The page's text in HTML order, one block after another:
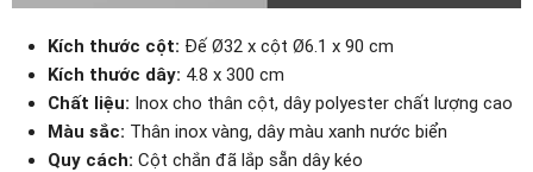
Kích thước cột: Đế Ø32 x cột Ø6.1 x 90 cm
Kích thước dây: 4.8 x 300 cm
Chất liệu: Inox cho thân cột, dây polyester chất lượng cao
Màu sắc: Thân inox vàng, dây màu xanh nước biển
Quy cách: Cột chắn đã lắp sẵn dây kéo